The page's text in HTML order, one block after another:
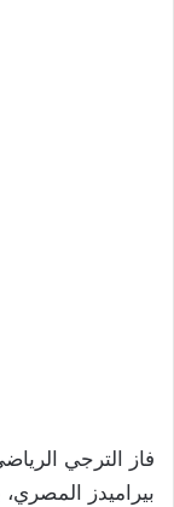
فاز الترجي
بيراميدز